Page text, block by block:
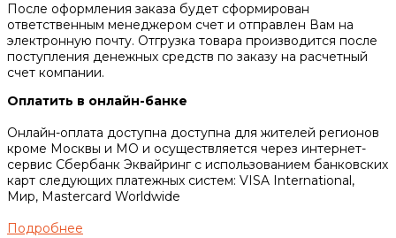
После оформления заказа будет сформирован
ответственным менеджером счет и отправлен Вам на
электронную почту. Отгрузка товара производится после
поступления денежных средств по заказу на расчетный
счет компании.
Оплатить в онлайн-банке
Онлайн-оплата доступна доступна для жителей регионов
кроме Москвы и МО и осуществляется через интернет-
сервис Сбербанк Эквайринг c использованием банковских
карт следующих платежных систем: VISA International,
Мир, Mastercard Worldwide
Подробнее